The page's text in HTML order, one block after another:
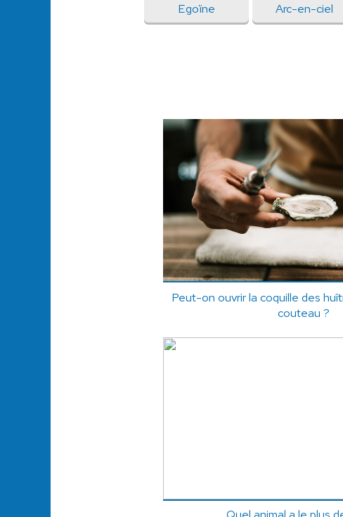
Egoïne Arc-en-ciel
Peut-on ouvrir la coquille des
couteau ?